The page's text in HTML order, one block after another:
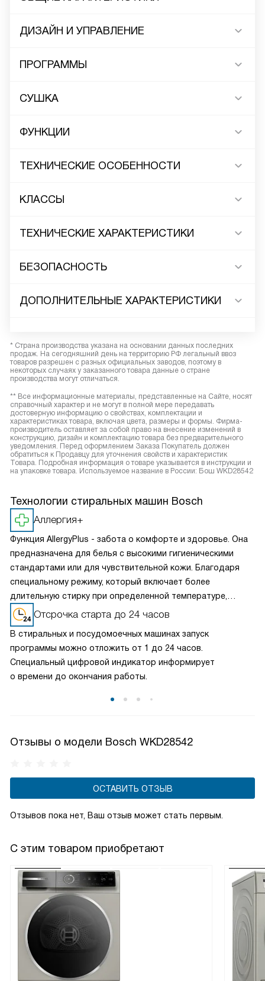
ДИЗАЙН И УПРАВЛЕНИЕ
ПРОГРАММЫ
СУШКА
ФУНКЦИИ
ТЕХНИЧЕСКИЕ ОСОБЕННОСТИ
КЛАССЫ
ТЕХНИЧЕСКИЕ ХАРАКТЕРИСТИКИ
БЕЗОПАСНОСТЬ
ДОПОЛНИТЕЛЬНЫЕ ХАРАКТЕРИСТИКИ
* Страна производства указана на основании данных последних
продаж. На сегодняшний день на территорию РФ легальный ввоз
товаров разрешен с разных официальных заводов, поэтому в
некоторых случаях у заказанного товара данные о стране
производства могут отличаться.
** Все информационные материалы, представленные на Сайте, носят
справочный характер и не могут в полной мере передавать
достоверную информацию о свойствах, комплектации и
характеристиках товара, включая цвета, размеры и формы. Фирма-
производитель оставляет за собой право на внесение изменений в
конструкцию, дизайн и комплектацию товара без предварительного
уведомления. Перед оформлением Заказа Покупатель должен
обратиться к Продавцу для уточнения свойств и характеристик
Товара. Подробная информация о товаре указывается в инструкции и
на упаковке товара. Используемое название в России: Бош WKD28542
Технологии стиральных машин Bosch
Аллергия+
Функция AllergyPlus - забота о комфорте и здоровье. Она
предназначена для белья с высокими гигиеническими
стандартами или для чувствительной кожи. Благодаря
специальному режиму, который включает более
длительную стирку при определенной температуре,
повышенный уровень воды и дополнительное полоскание,
машины AllergyPlus обеспечивают вас чистотой и
свежестью, создавая безопасное окружение для вашей
семьи.
Отсрочка старта до 24 часов
В стиральных и посудомоечных машинах запуск
программы можно отложить от 1 до 24 часов.
Специальный цифровой индикатор информирует
о времени до окончания работы.
Отзывы о модели Bosch WKD28542
ОСТАВИТЬ ОТЗЫВ
Отзывов пока нет, Ваш отзыв может стать первым.
С этим товаром приобретают